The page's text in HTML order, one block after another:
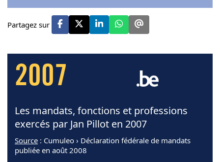
Partagez sur
2007
Les mandats, fonctions et professions
exercés par Jan Pillot en 2007
Source : Cumuleo › Déclaration fédérale de mandats
publiée en août 2008